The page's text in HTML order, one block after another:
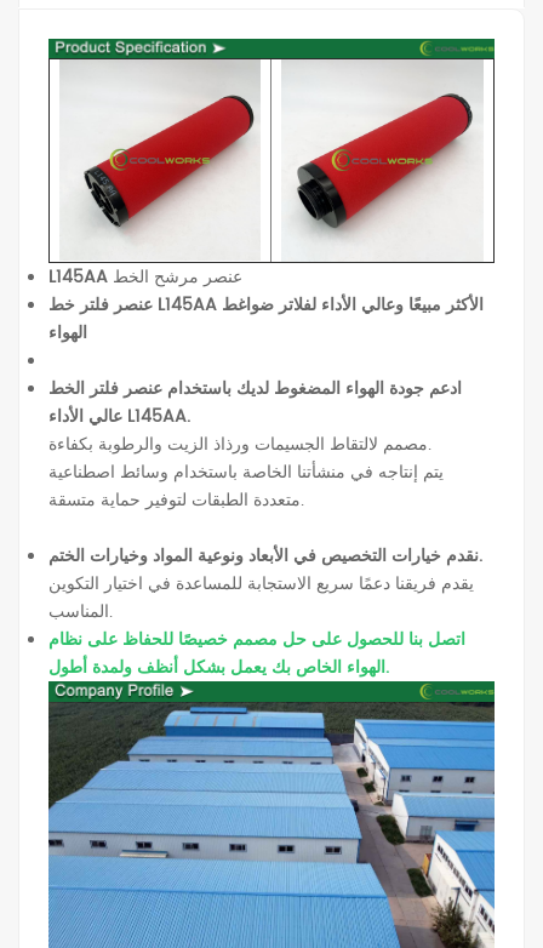
L145AA عنصر مرشح الخط
عنصر فلتر خط L145AA الأكثر مبيعًا وعالي الأداء لفلاتر ضواغط
الهواء
ادعم جودة الهواء المضغوط لديك باستخدام عنصر فلتر الخط
عالي الأداء L145AA.
مصمم لالتقاط الجسيمات ورذاذ الزيت والرطوبة بكفاءة.
يتم إنتاجه في منشأتنا الخاصة باستخدام وسائط اصطناعية
متعددة الطبقات لتوفير حماية متسقة.
نقدم خيارات التخصيص في الأبعاد ونوعية المواد وخيارات الختم.
يقدم فريقنا دعمًا سريع الاستجابة للمساعدة في اختيار التكوين
المناسب.
اتصل بنا للحصول على حل مصمم خصيصًا للحفاظ على نظام
الهواء الخاص بك يعمل بشكل أنظف ولمدة أطول.